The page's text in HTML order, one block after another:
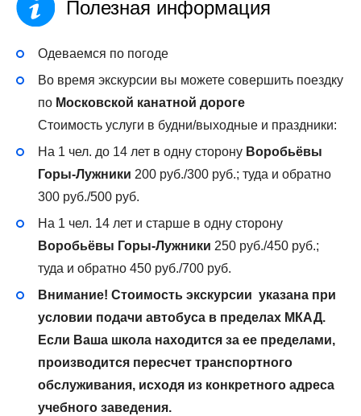
Полезная информация
Одеваемся по погоде
Во время экскурсии вы можете совершить поездку
по Московской канатной дороге
Стоимость услуги в будни/выходные и праздники:
На 1 чел. до 14 лет в одну сторону Воробьёвы
Горы-Лужники 200 руб./300 руб.; туда и обратно
300 руб./500 руб.
На 1 чел. 14 лет и старше в одну сторону
Воробьёвы Горы-Лужники 250 руб./450 руб.;
туда и обратно 450 руб./700 руб.
Внимание! Стоимость экскурсии указана при
условии подачи автобуса в пределах МКАД.
Если Ваша школа находится за ее пределами,
производится пересчет транспортного
обслуживания, исходя из конкретного адреса
учебного заведения.